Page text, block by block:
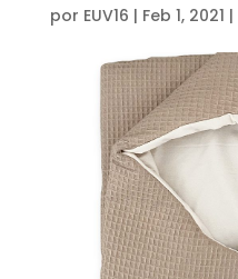
por EUV16 | Feb 1, 2021 |